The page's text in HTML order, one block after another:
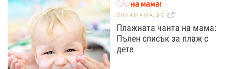
OHNAMAMA.BG
Плажната чанта на мама:
Пълен списък за плаж с
дете